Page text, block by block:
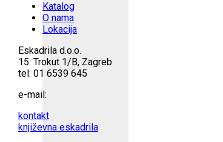
Katalog
O nama
Lokacija
Eskadrila d.o.o.
15. Trokut 1/B, Zagreb
tel: 01 6539 645
e-mail:
kontakt
književna eskadrila